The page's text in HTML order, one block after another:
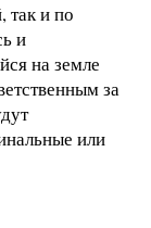
так и по
и
на земле
за
или